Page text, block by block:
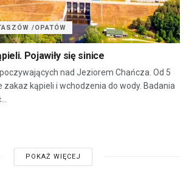
/OPATÓW
Pojawiły się sinice
nad Jeziorem Chańcza. Od 5
zakaz kąpieli i wchodzenia do wody. Badania
POKAŻ WIĘCEJ